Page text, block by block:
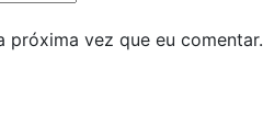
próxima vez que eu comentar.